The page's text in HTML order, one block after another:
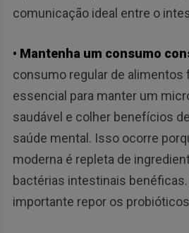
comunicação ideal entre o
• Mantenha um consumo
consumo regular de alimentos
essencial para manter um
saudável e colher benefícios
saúde mental. Isso ocorre
moderna é repleta de
bactérias intestinais benéficas.
importante repor os